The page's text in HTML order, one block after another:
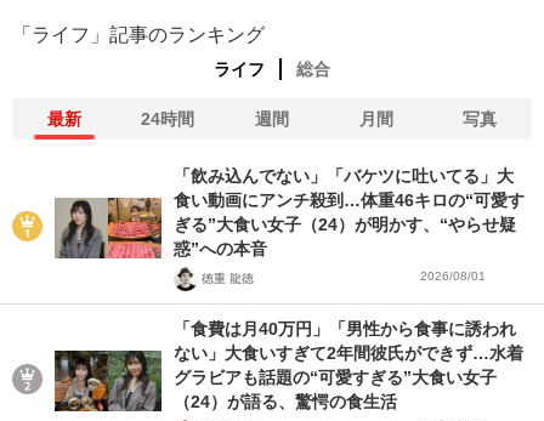
「ライフ」記事のランキング
ライフ 総合
最新 24時間 週間 月間 写真
「飲み込んでない」「バケツに吐いてる」大
食い動画にアンチ殺到…体重46キロの“可愛す
ぎる”大食い女子（24）が明かす、“やらせ疑
惑”への本音
徳重 龍徳 2026/08/01
「食費は月40万円」「男性から食事に誘われ
ない」大食いすぎて2年間彼氏ができず…水着
グラビアも話題の“可愛すぎる”大食い女子
（24）が語る、驚愕の食生活